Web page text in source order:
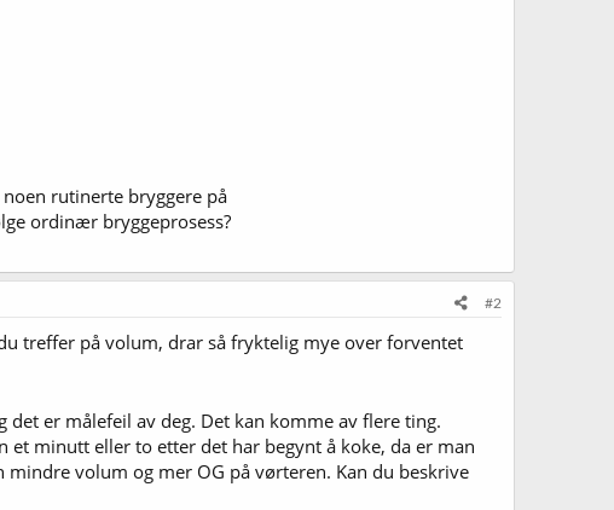
rutinerte bryggere på
ordinær bryggeprosess?
#2
treffer på volum, drar så fryktelig mye over forventet
er målefeil av deg. Det kan komme av flere ting.
minutt eller to etter det har begynt å koke, da er man
volum og mer OG på vørteren. Kan du beskrive